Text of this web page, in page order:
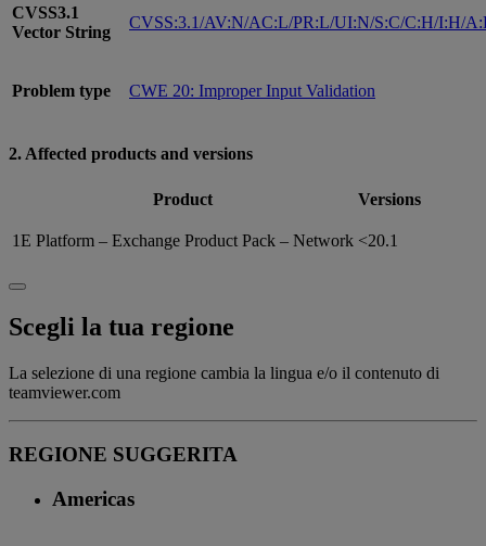
CVSS3.1
Vector String
CVSS:3.1/AV:N/AC:L/PR:L/UI:N/S:C/C:H/I:H/
Problem type CWE 20: Improper Input Validation
2. Affected products and versions
Product Versions
1E Platform – Exchange Product Pack – Network <20.1
Scegli la tua regione
La selezione di una regione cambia la lingua e/o il contenuto di
teamviewer.com
REGIONE SUGGERITA
Americas